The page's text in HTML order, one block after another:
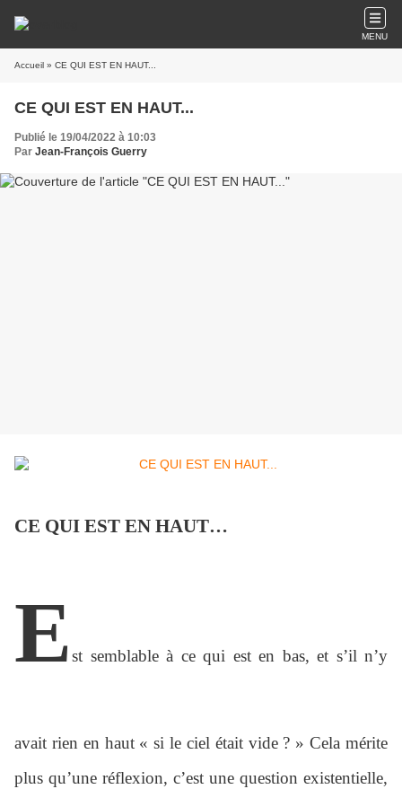
MENU
Accueil » CE QUI EST EN HAUT...
CE QUI EST EN HAUT...
Publié le 19/04/2022 à 10:03
Par Jean-François Guerry
CE QUI EST EN HAUT…
E st semblable à ce qui est en bas, et s’il n’y
avait rien en haut « si le ciel était vide ? » Cela mérite
plus qu’une réflexion, c’est une question existentielle,